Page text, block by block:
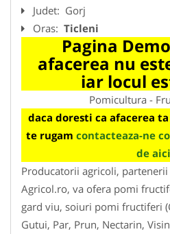
Judet: Gorj
Oras: Ticleni
Pagina
afacerea nu
iar locul
Pomicultura -
daca doresti ca afacerea
te rugam contacteaza-ne
de aici
Producatorii agricoli,
Agricol.ro, va ofera pomi
gard viu, soiuri pomi fructiferi
Gutui, Par, Prun, Nectarin,